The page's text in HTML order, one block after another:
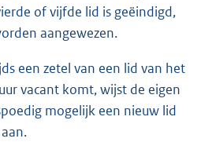
of vijfde lid is geëindigd,
aangewezen.
een zetel van een lid van het
vacant komt, wijst de eigen
mogelijk een nieuw lid